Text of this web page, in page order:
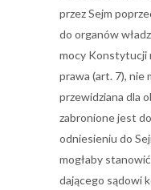
przez Sejm
do organów
mocy Konstytucji
prawa (art. 7), nie
przewidziana dla
zabronione jest
odniesieniu do
mogłaby
dającego sądowi